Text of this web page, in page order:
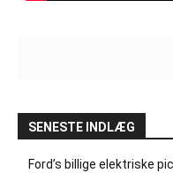
SENESTE INDLÆG
Ford’s billige elektriske